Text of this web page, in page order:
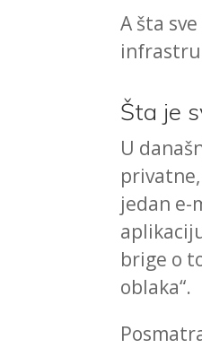
A šta
Šta je
U
jedan e-
brige o
oblaka“.